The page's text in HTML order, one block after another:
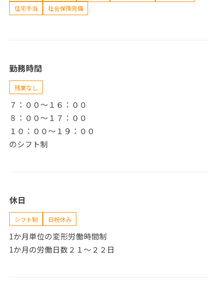
住宅手当
社会保険完備
勤務時間
残業なし
７：００～１６：００
８：００～１７：００
１０：００～１９：００
のシフト制
休日
シフト制 日祝休み
1か月単位の変形労働時間制
1か月の労働日数２１～２２日